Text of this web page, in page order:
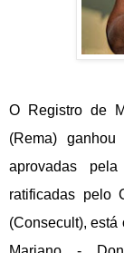
O Registro de
(Rema)
aprovadas
ratificadas pelo
(Consecult), está